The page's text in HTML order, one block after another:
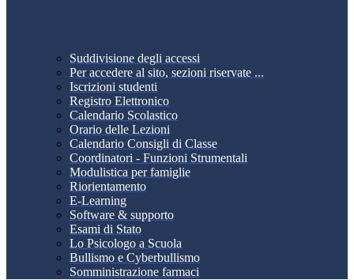
Suddivisione degli accessi
Per accedere al sito, sezioni riservate ...
Iscrizioni studenti
Registro Elettronico
Calendario Scolastico
Orario delle Lezioni
Calendario Consigli di Classe
Coordinatori - Funzioni Strumentali
Modulistica per famiglie
Riorientamento
E-Learning
Software & supporto
Esami di Stato
Lo Psicologo a Scuola
Bullismo e Cyberbullismo
Somministrazione farmaci